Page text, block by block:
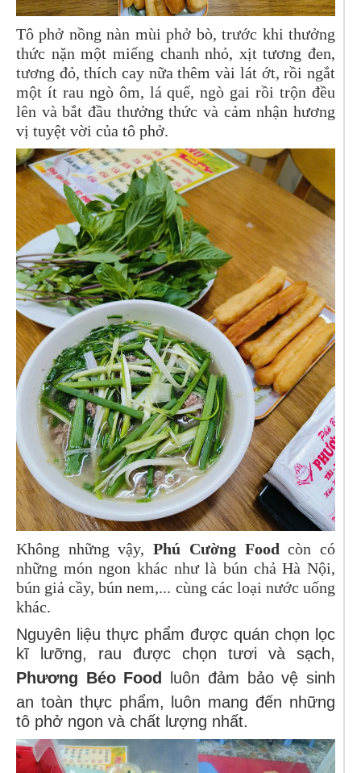
Tô phở nồng nàn mùi phở bò, trước khi thưởng
thức nặn một miếng chanh nhỏ, xịt tương đen,
tương đỏ, thích cay nữa thêm vài lát ớt, rồi ngắt
một ít rau ngò ôm, lá quế, ngò gai rồi trộn đều
lên và bắt đầu thưởng thức và cảm nhận hương
vị tuyệt vời của tô phở.
Không những vậy,Phú Cường Food còn có
những món ngon khác như là bún chả Hà Nội,
bún giả cầy, bún nem,... cùng các loại nước uống
khác.
Nguyên liệu thực phẩm được quán chọn lọc
kĩ lưỡng, rau được chọn tươi và sạch,
Phương Béo Food luôn đảm bảo vệ sinh
an toàn thực phẩm, luôn mang đến những
tô phở ngon và chất lượng nhất.